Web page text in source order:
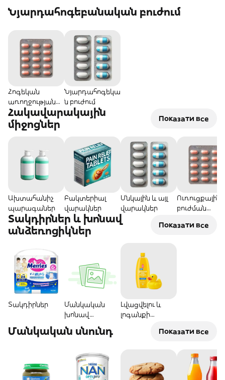
տեղայնացված
խնդիրներ
Նյարդահոգեբանական բուժում
Հոգեկան
առողջության
համար
Նյարդահոգեկա
ն բուժում
Հակավարակային
միջոցներ
Показати все
Ախտահանիչ
պարագաներ
Բակտերիալ
վարակներ
Սնկային և այլ
վարակներ
Ուռուցքային
բուժման
Տակդիրներ և խոնավ
անձեռոցիկներ
Показати все
Տակդիրներ
Մանկական
խոնավ
անձեռոցիկներ
Լվացվելու և
լոգանքի
Մանկական սնունդ Показати все